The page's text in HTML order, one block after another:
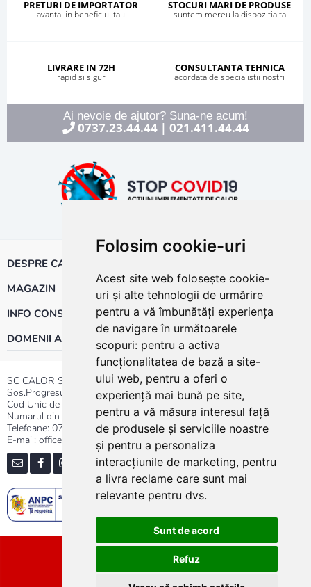
Folosim cookie-uri
Acest site web folosește cookie-
uri și alte tehnologii de urmărire
pentru a vă îmbunătăți experiența
de navigare în următoarele
scopuri: pentru a activa
funcționalitatea de bază a site-
ului web, pentru a oferi o
experiență mai bună pe site,
pentru a vă măsura interesul față
de produsele și serviciile noastre
și pentru a personaliza
interacțiunile de marketing, pentru
a livra reclame care sunt mai
relevante pentru dvs.
Sunt de acord
Refuz
PRETURI DE IMPORTATOR
avantaj in beneficiul tau
STOCURI MARI DE PRODUSE
suntem mereu la dispozitia ta
LIVRARE IN 72H
rapid si sigur
CONSULTANTA TEHNICA
acordata de specialistii nostri
Ai nevoie de ajutor? Suna-ne acum!
0737.23.44.44| 021.411.44.44
DESPRE CALOR
MAGAZIN
INFO CONSUMATOR
DOMENII ACTIVITATE
SC CALOR SRL
Sos.Progresului nr.30-40, Sector 5, Bucuresti
Cod Unic de Inregistrare: RO 3004724
Numarul din Registrul Comertului:J40/13176/1991
Telefoane: 0737.23.44.44|021.411.44.44
E-mail: office@calor.ro